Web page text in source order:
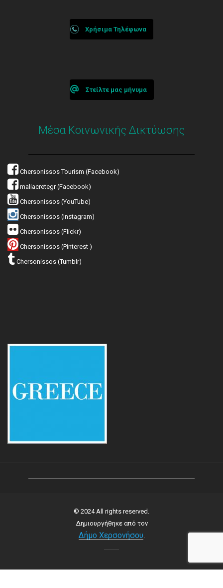
Χρήσιμα Τηλέφωνα
Στείλτε μας μήνυμα
Μέσα Κοινωνικής Δικτύωσης
Chersonissos Tourism (Facebook)
maliacretegr (Facebook)
Chersonissos (YouTube)
Chersonissos (Instagram)
Chersonissos (Flickr)
Chersonissos (Pinterest )
Chersonissos (Tumblr)
© 2024 All rights reserved.
Δημιουργήθηκε από τον
Δήμο Χερσονήσου